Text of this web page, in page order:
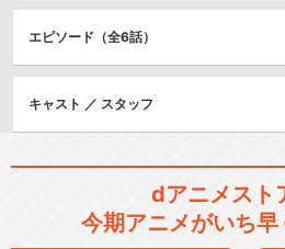
が突如として姿を消した。ＳＯＲＤのメ
するが、消えた“荷物”を捉えようとする
く。姉妹校『京船桜が丘』のＳＯＲＤメ
力、および確執。そして――夜の街を疾走
に引き裂かれてゆく。…しかしそれは、レ
への旅でもあった。
ホラー/サスペンス/推理
エピソード（全6話）
キャスト ／ スタッフ
dアニメスト
今期アニメがいち早